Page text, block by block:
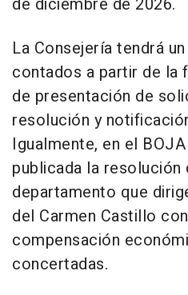
La Consejería tendrá
contados a partir de la
de presentación de
resolución y
Igualmente, en el
publicada la
departamento que
del Carmen Castillo
compensación
concertadas.